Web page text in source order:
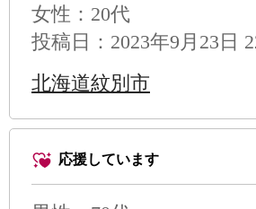
女性：20代
投稿日：2023年9月23日
北海道紋別市
応援しています